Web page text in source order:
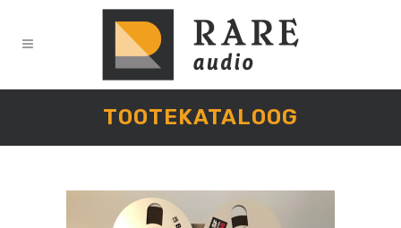
TOOTEKATALOOG